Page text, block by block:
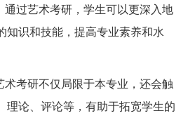
通过艺术考研，学生可以更深入地
知识和技能，提高专业素养和水
术考研不仅局限于本专业，还会触
理论、评论等，有助于拓宽学生的